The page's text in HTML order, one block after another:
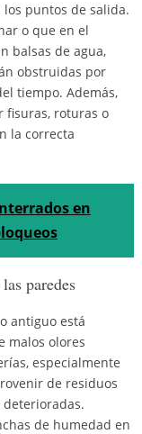
puntos de salida.
o que en el
balsas de agua,
obstruidas por
tiempo. Además,
fisuras, roturas o
la correcta
en
paredes
antiguo está
malos olores
especialmente
de residuos
de humedad en